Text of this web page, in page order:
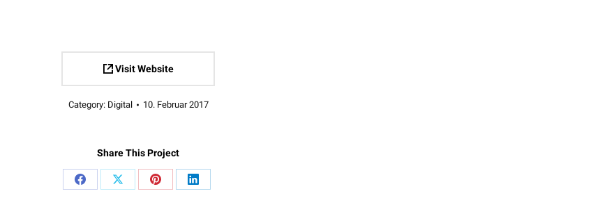
Visit Website
Category: Digital 10. Februar 2017
Share This Project
Share
Share
Share
Share